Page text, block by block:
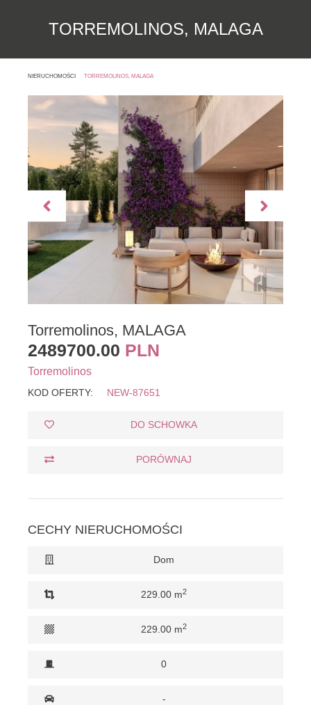
TORREMOLINOS, MALAGA
NIERUCHOMOŚCI TORREMOLINOS, MALAGA
Torremolinos, MALAGA
2489700.00 PLN
Torremolinos
KOD OFERTY: NEW-87651
DO SCHOWKA
PORÓWNAJ
CECHY NIERUCHOMOŚCI
Dom
229.00 m2
229.00 m2
0
-